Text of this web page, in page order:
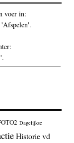
voer in:
Dagelijkse
Historie vd